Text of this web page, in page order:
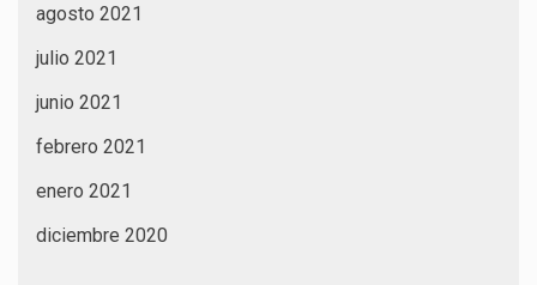
agosto 2021
julio 2021
junio 2021
febrero 2021
enero 2021
diciembre 2020